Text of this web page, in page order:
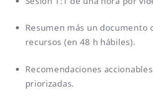
Resumen más un documento
recursos (en 48 h hábiles).
Recomendaciones
priorizadas.